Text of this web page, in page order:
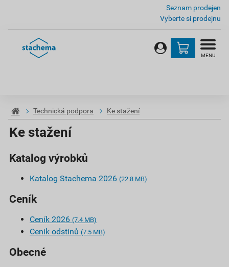
Seznam prodejen
Vyberte si prodejnu
MENU
Technická podpora Ke stažení
Ke stažení
Katalog výrobků
Katalog Stachema 2026 (22.8 MB)
Ceník
Ceník 2026 (7.4 MB)
Ceník odstínů (7.5 MB)
Obecné